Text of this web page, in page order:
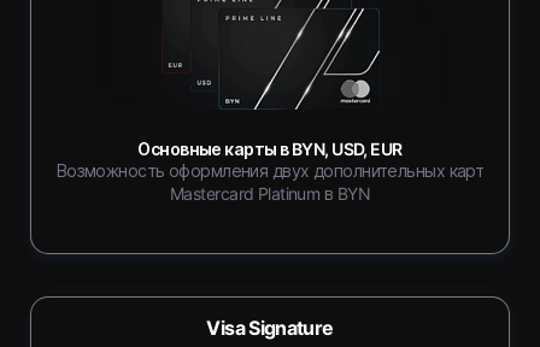
Основные карты в BYN, USD, EUR
Возможность оформления двух дополнительных карт
Mastercard Platinum в BYN
Visa Signature